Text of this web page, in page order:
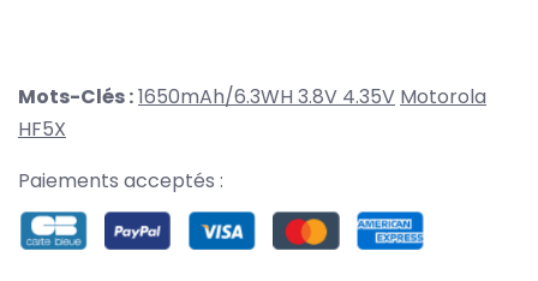
Mots-Clés :1650mAh/6.3WH 3.8V 4.35V Motorola
HF5X
Paiements acceptés :